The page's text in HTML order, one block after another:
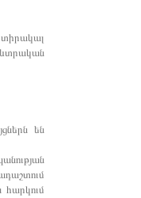
են
հարկում